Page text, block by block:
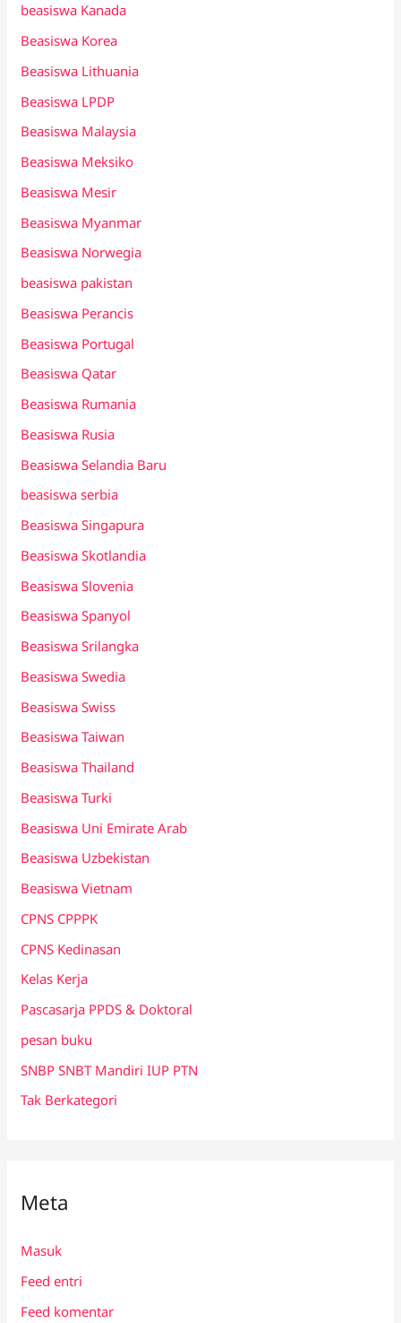
beasiswa Kanada
Beasiswa Korea
Beasiswa Lithuania
Beasiswa LPDP
Beasiswa Malaysia
Beasiswa Meksiko
Beasiswa Mesir
Beasiswa Myanmar
Beasiswa Norwegia
beasiswa pakistan
Beasiswa Perancis
Beasiswa Portugal
Beasiswa Qatar
Beasiswa Rumania
Beasiswa Rusia
Beasiswa Selandia Baru
beasiswa serbia
Beasiswa Singapura
Beasiswa Skotlandia
Beasiswa Slovenia
Beasiswa Spanyol
Beasiswa Srilangka
Beasiswa Swedia
Beasiswa Swiss
Beasiswa Taiwan
Beasiswa Thailand
Beasiswa Turki
Beasiswa Uni Emirate Arab
Beasiswa Uzbekistan
Beasiswa Vietnam
CPNS CPPPK
CPNS Kedinasan
Kelas Kerja
Pascasarja PPDS & Doktoral
pesan buku
SNBP SNBT Mandiri IUP PTN
Tak Berkategori
Meta
Masuk
Feed entri
Feed komentar